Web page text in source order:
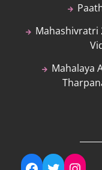
Mahashivratri
Mahalaya